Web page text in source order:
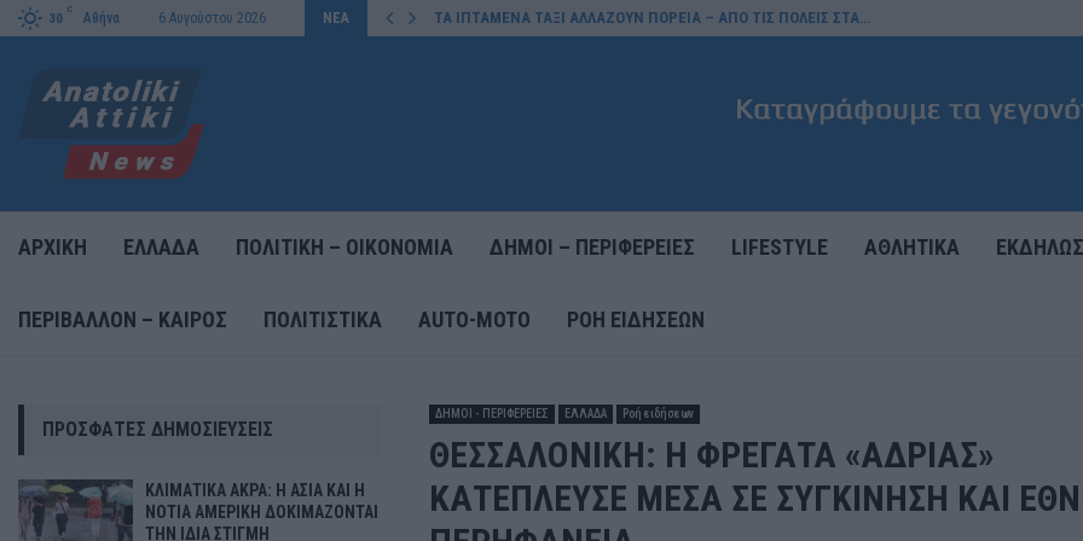
30
C
Αθήνα 6 Αυγούστου 2026 ΝΕΑ
ΙΣΧΥ ΤΗΣ… ΤΑ ΙΠΤΑΜΕΝΑ ΤΑΞΙ ΑΛΛΑΖΟΥΝ ΠΟΡΕΙΑ – ΑΠΟ ΤΙΣ ΠΟΛΕΙΣ ΣΤΑ…
ΑΡΧΙΚΗ ΕΛΛΑΔΑ ΠΟΛΙΤΙΚΗ – ΟΙΚΟΝΟΜΙΑ ΔΗΜΟΙ – ΠΕΡΙΦΕΡΕΙΕΣ LIFESTYLE ΑΘΛΗΤΙΚΑ
ΠΕΡΙΒΑΛΛΟΝ – ΚΑΙΡΟΣ ΠΟΛΙΤΙΣΤΙΚΑ AUTO-MOTO ΡΟΉ ΕΙΔΉΣΕΩΝ
ΔΗΜΟΙ - ΠΕΡΙΦΕΡΕΙΕΣ ΕΛΛΑΔΑ Ροή ειδήσεων
ΘΕΣΣΑΛΟΝΙΚΗ: Η ΦΡΕΓΑΤΑ «ΑΔΡΙΑΣ»
ΚΑΤΕΠΛΕΥΣΕ ΜΕΣΑ ΣΕ ΣΥΓΚΙΝΗΣΗ ΚΑΙ
ΠΡΌΣΦΑΤΕΣ ΔΗΜΟΣΙΕΎΣΕΙΣ
ΚΛΙΜΑΤΙΚΑ ΑΚΡΑ: Η ΑΣΙΑ ΚΑΙ Η
ΝΟΤΙΑ ΑΜΕΡΙΚΗ ΔΟΚΙΜΑΖΟΝΤΑΙ
ΤΗΝ ΙΔΙΑ ΣΤΙΓΜΗ